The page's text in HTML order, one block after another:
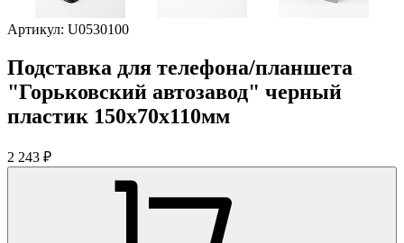
Артикул: U0530100
Подставка для телефона/планшета
"Горьковский автозавод" черный
пластик 150х70х110мм
2 243 ₽